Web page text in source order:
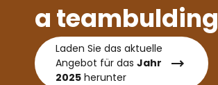
a teambulding
Laden Sie das aktuelle
Angebot für das Jahr
2025 herunter